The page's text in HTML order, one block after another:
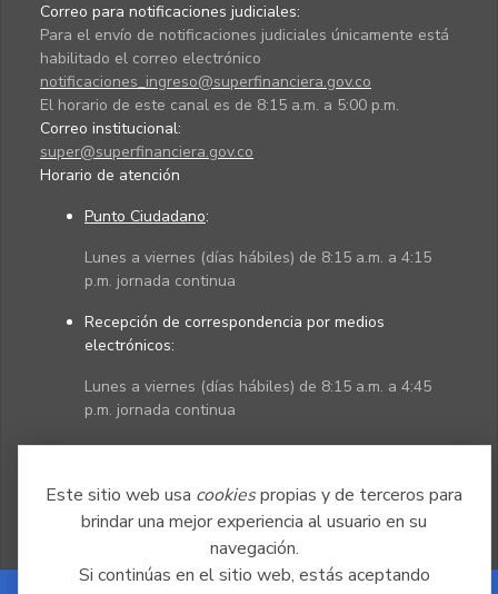
Este sitio web usa cookiespropias y de terceros para
brindar una mejor experiencia al usuario en su
navegación.
Si continúas en el sitio web, estás aceptando
Correo para notificaciones judiciales:
Para el envío de notificaciones judiciales únicamente está
habilitado el correo electrónico
notificaciones_ingreso@superfinanciera.gov.co
El horario de este canal es de 8:15 a.m. a 5:00 p.m.
Correo institucional:
super@superfinanciera.gov.co
Horario de atención
Punto Ciudadano:
Lunes a viernes (días hábiles) de 8:15 a.m. a 4:15
p.m. jornada continua
Recepción de correspondencia por medios
electrónicos:
Lunes a viernes (días hábiles) de 8:15 a.m. a 4:45
p.m. jornada continua